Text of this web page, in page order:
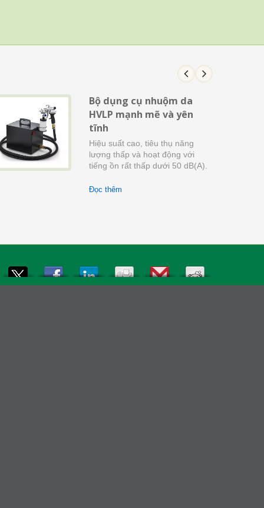
Bộ dụng cụ nhuộm da
HVLP mạnh mẽ và yên
tĩnh
Hiệu suất cao, tiêu thụ năng
lượng thấp và hoạt động với
tiếng ồn rất thấp dưới 50 dB(A).
Đọc thêm